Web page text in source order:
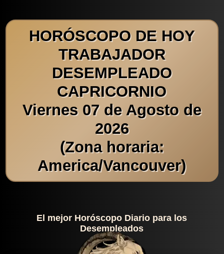
HORÓSCOPO DE HOY
TRABAJADOR
DESEMPLEADO
CAPRICORNIO
Viernes 07 de Agosto de
2026
(Zona horaria:
America/Vancouver)
El mejor Horóscopo Diario para los
Desempleados